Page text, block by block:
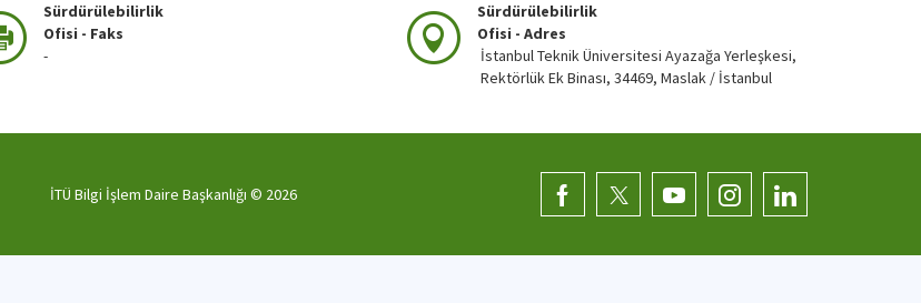
Sürdürülebilirlik
Ofisi - Faks
-
Sürdürülebilirlik
Ofisi - Adres
İstanbul Teknik Üniversitesi Ayazağa Yerleşkesi,
Rektörlük Ek Binası, 34469, Maslak / İstanbul
İTÜ Bilgi İşlem Daire Başkanlığı © 2026